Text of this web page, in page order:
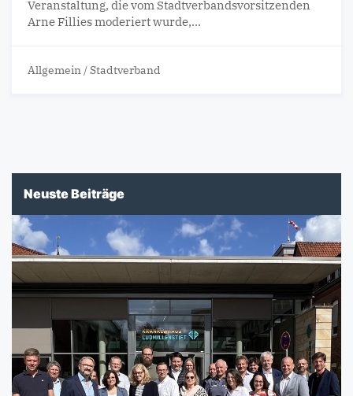
Veranstaltung, die vom Stadtverbandsvorsitzenden
Arne Fillies moderiert wurde,…
Allgemein /Stadtverband
Neuste Beiträge